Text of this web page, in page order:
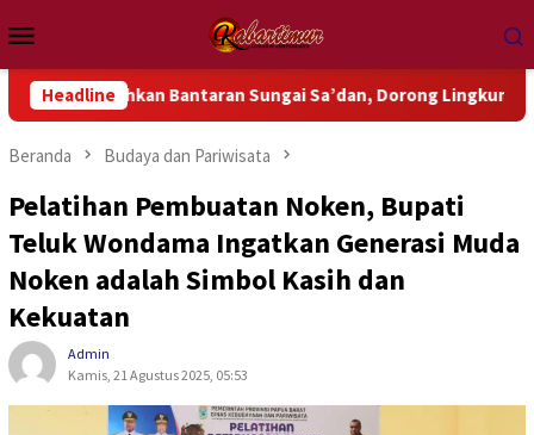
ke
kontenMobile
Headline
Bantaran Sungai Sa’dan, Dorong Lingkungan Bebas
Beranda Budaya dan Pariwisata
Pelatihan Pembuatan Noken, Bupati
Teluk Wondama Ingatkan Generasi Muda
Noken adalah Simbol Kasih dan
Kekuatan
Admin
Kamis, 21 Agustus 2025, 05:53